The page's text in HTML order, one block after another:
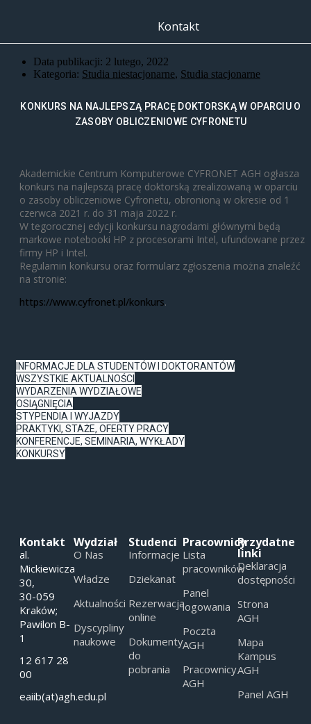
Kontakt
Data publikacji: 2 lutego, 2022
Kategoria: Studia niestacjonarne, Studia stacjonarne
KONKURS NA NAJLEPSZĄ PRACĘ DOKTORSKĄ W OPARCIU O
ZASOBY OBLICZENIOWE CYFRONETU
Akademickie Centrum Komputerowe CYFRONET AGH ogłasza
konkurs na najlepszą pracę doktorską zrealizowaną w oparciu
o zasoby obliczeniowe Cyfronetu, obronioną w okresie od 1
czerwca 2021 r. do 31 maja 2022 r.
W tegorocznej edycji konkursu nagrodami głównymi będą
markowe notebooki HP z procesorami Intel, ufundowane przez
firmy HP i Intel.
Regulamin konkursu oraz formularz zgłoszenia można znaleźć
na stronie:
https://www.cyfronet.pl/konkurs.
INFORMACJE DLA STUDENTÓW I DOKTORANTÓW
WSZYSTKIE AKTUALNOŚCI
WYDARZENIA WYDZIAŁOWE
OSIĄGNIĘCIA
STYPENDIA I WYJAZDY
PRAKTYKI, STAŻE, OFERTY PRACY
KONFERENCJE, SEMINARIA, WYKŁADY
KONKURSY
Kontakt
al.
Mickiewicza
30,
30-059
Kraków;
Pawilon B-
1
12 617 28
00
eaiib(at)agh.edu.pl
Wydział
O Nas
Władze
Aktualności
Dyscypliny
naukowe
Studenci
Informacje
Dziekanat
Rezerwacja
online
Dokumenty
do
pobrania
Pracownicy
Lista
pracowników
Panel
logowania
Poczta
AGH
Pracownicy
AGH
Przydatne
linki
Deklaracja
dostępności
Strona
AGH
Mapa
Kampus
AGH
Panel AGH